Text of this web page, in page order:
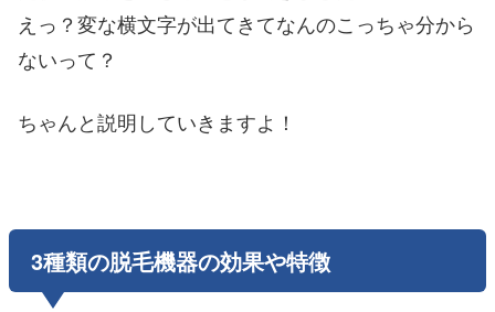
えっ？変な横文字が出てきてなんのこっちゃ分から
ないって？
ちゃんと説明していきますよ！
3種類の脱毛機器の効果や特徴